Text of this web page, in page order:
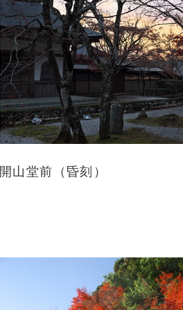
開山堂前（昏刻）